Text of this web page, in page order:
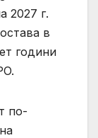
2027 г.
в
години
по-